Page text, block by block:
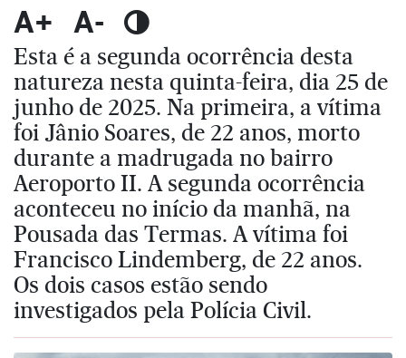
A+ A-
Esta é a segunda ocorrência desta
natureza nesta quinta-feira, dia 25 de
junho de 2025. Na primeira, a vítima
foi Jânio Soares, de 22 anos, morto
durante a madrugada no bairro
Aeroporto II. A segunda ocorrência
aconteceu no início da manhã, na
Pousada das Termas. A vítima foi
Francisco Lindemberg, de 22 anos.
Os dois casos estão sendo
investigados pela Polícia Civil.